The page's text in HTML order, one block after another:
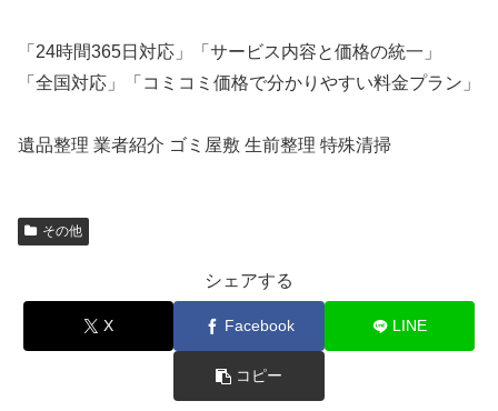
「24時間365日対応」「サービス内容と価格の統一」
「全国対応」「コミコミ価格で分かりやすい料金プラン」
遺品整理 業者紹介 ゴミ屋敷 生前整理 特殊清掃
その他
シェアする
X Facebook LINE
コピー